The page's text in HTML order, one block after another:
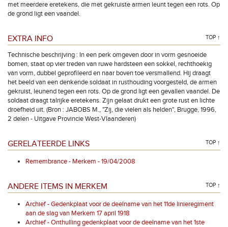
met meerdere eretekens, die met gekruiste armen leunt tegen een rots. Op
de grond ligt een vaandel.
EXTRA INFO TOP ↑
Technische beschrijving : In een perk omgeven door in vorm gesnoeide
bomen, staat op vier treden van ruwe hardsteen een sokkel, rechthoekig
van vorm, dubbel geprofileerd en naar boven toe versmallend. Hij draagt
het beeld van een denkende soldaat in rusthouding voorgesteld, de armen
gekruist, leunend tegen een rots. Op de grond ligt een gevallen vaandel. De
soldaat draagt talrijke eretekens. Zijn gelaat drukt een grote rust en lichte
droefheid uit. (Bron : JABOBS M., "Zij, die vielen als helden", Brugge, 1996,
2 delen - Uitgave Provincie West-Vlaanderen)
GERELATEERDE LINKS TOP ↑
Remembrance - Merkem - 19/04/2008
ANDERE ITEMS IN MERKEM TOP ↑
Archief - Gedenkplaat voor de deelname van het 11de linieregiment
aan de slag van Merkem 17 april 1918
Archief - Onthulling gedenkplaat voor de deelname van het 1ste